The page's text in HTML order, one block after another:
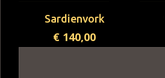
Sardienvork
€ 140,00